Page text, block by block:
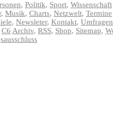
, Politik, Sport, Wissenschaft
, Musik, Charts, Netzwelt, Termine
, Newsleter, Kontakt, Umfragen
C6 Archiv, RSS, Shop, Sitemap,